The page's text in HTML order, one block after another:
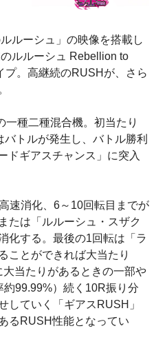
ルーシュ」の映像を搭載し
ルルーシュ Rebellion to
プ。高継続のRUSHが、さら
種二種混合機。初当たり
バトルが発生し、バトル勝利
ドギアスチャンス」に突入
速消化、6～10回転目までが
たは「ルルーシュ・スザク
化する。最後の1回転は「ラ
ことができれば大当たり
当たりがあるときの一部や
99.99%）続く10R振り分
していく「ギアスRUSH」
るRUSH性能となってい